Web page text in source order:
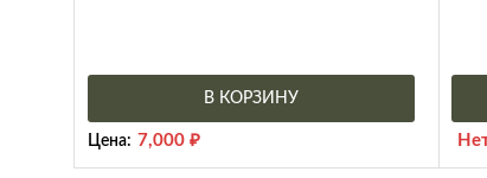
В КОРЗИНУ
Цена: 7,000 ₽